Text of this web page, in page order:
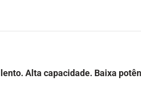
Alta capacidade. Baixa